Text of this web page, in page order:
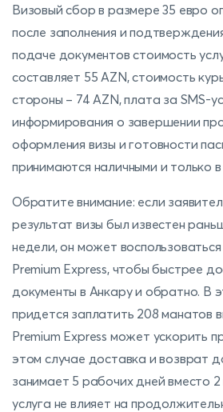
Визовый сбор в размере 35 евро
после заполнения и
подаче документов стоимость
составляет 55 AZN, стоимость
стороны – 74 AZN, плата за SMS-
информирования о завершении
оформления визы и готовности
принимаются наличными и только
Обратите внимание: если
результат визы был известен
недели, он может
Premium Express, чтобы быстрее
документы в Анкару и обратно. В
придется заплатить 208 манатов
Premium Express может ускорить
этом случае доставка и возврат
занимает 5 рабочих дней вместо
услуга не влияет на